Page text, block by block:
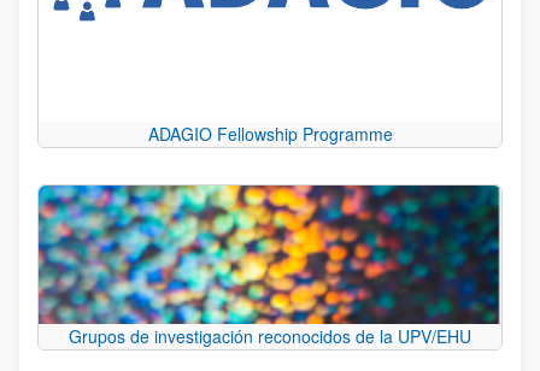
ADAGIO Fellowship Programme
Grupos de investigación reconocidos de la UPV/EHU